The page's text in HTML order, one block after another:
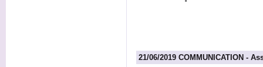
21/06/2019 COMMUNICATION -